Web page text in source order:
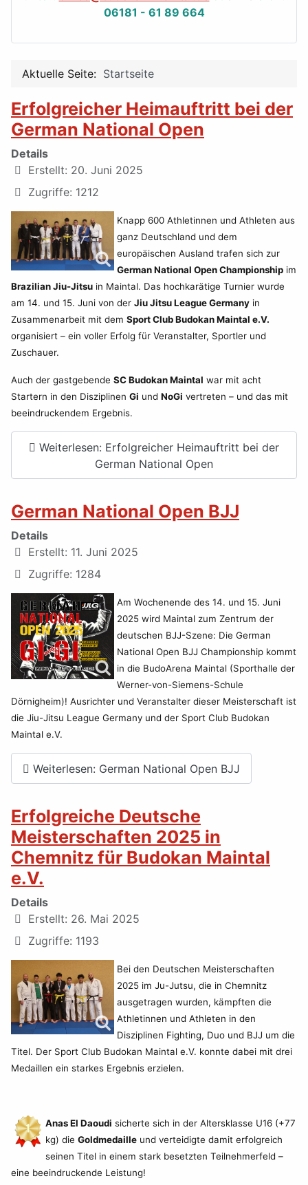
06181 - 61 89 664
Aktuelle Seite: Startseite
Erfolgreicher Heimauftritt bei der
German National Open
Details
Erstellt: 20. Juni 2025
Zugriffe: 1212
Knapp 600 Athletinnen und Athleten aus
ganz Deutschland und dem
europäischen Ausland trafen sich zur
German National Open Championship im
Brazilian Jiu-Jitsu in Maintal. Das hochkarätige Turnier wurde
am 14. und 15. Juni von der Jiu Jitsu League Germany in
Zusammenarbeit mit dem Sport Club Budokan Maintal e.V.
organisiert – ein voller Erfolg für Veranstalter, Sportler und
Zuschauer.
Auch der gastgebende SC Budokan Maintal war mit acht
Startern in den Disziplinen Gi und NoGi vertreten – und das mit
beeindruckendem Ergebnis.
Weiterlesen: Erfolgreicher Heimauftritt bei der
German National Open
German National Open BJJ
Details
Erstellt: 11. Juni 2025
Zugriffe: 1284
Am Wochenende des 14. und 15. Juni
2025 wird Maintal zum Zentrum der
deutschen BJJ-Szene: Die German
National Open BJJ Championship kommt
in die BudoArena Maintal (Sporthalle der
Werner-von-Siemens-Schule
Dörnigheim)! Ausrichter und Veranstalter dieser Meisterschaft ist
die Jiu-Jitsu League Germany und der Sport Club Budokan
Maintal e.V.
Weiterlesen: German National Open BJJ
Erfolgreiche Deutsche
Meisterschaften 2025 in
Chemnitz für Budokan Maintal
e.V.
Details
Erstellt: 26. Mai 2025
Zugriffe: 1193
Bei den Deutschen Meisterschaften
2025 im Ju-Jutsu, die in Chemnitz
ausgetragen wurden, kämpften die
Athletinnen und Athleten in den
Disziplinen Fighting, Duo und BJJ um die
Titel. Der Sport Club Budokan Maintal e.V. konnte dabei mit drei
Medaillen ein starkes Ergebnis erzielen.
Anas El Daoudi sicherte sich in der Altersklasse U16 (+77
kg) die Goldmedaille und verteidigte damit erfolgreich
seinen Titel in einem stark besetzten Teilnehmerfeld –
eine beeindruckende Leistung!